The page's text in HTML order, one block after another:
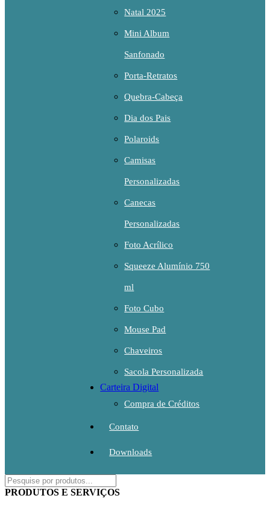
Natal 2025
Mini Album
Sanfonado
Porta-Retratos
Quebra-Cabeça
Dia dos Pais
Polaroids
Camisas
Personalizadas
Canecas
Personalizadas
Foto Acrílico
Squeeze Alumínio 750
ml
Foto Cubo
Mouse Pad
Chaveiros
Sacola Personalizada
Carteira Digital
Compra de Créditos
Contato
Downloads
PRODUTOS E SERVIÇOS